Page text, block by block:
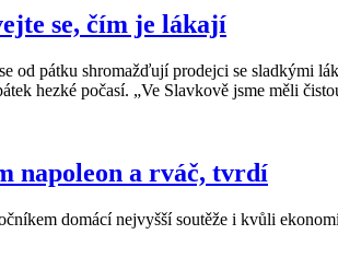
se, čím je lákají
pátku shromažďují prodejci se sladkými
hezké počasí. „Ve Slavkově jsme měli
napoleon a rváč, tvrdí
domácí nejvyšší soutěže i kvůli